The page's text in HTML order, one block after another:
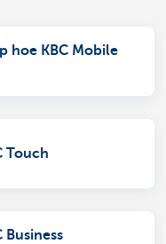
hoe KBC Mobile
Touch
Business